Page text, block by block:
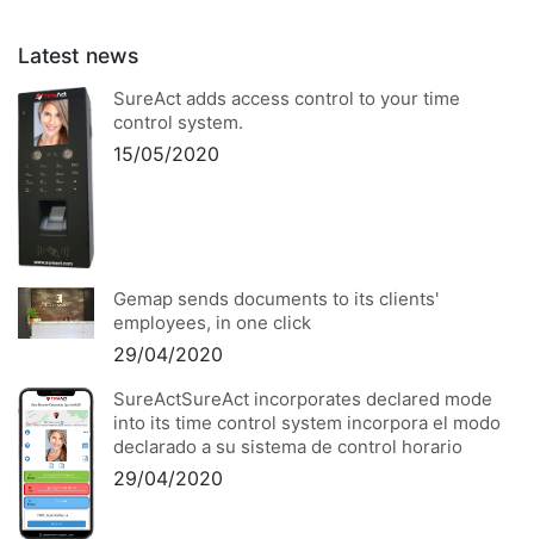
Latest news
SureAct adds access control to your time
control system.
15/05/2020
Gemap sends documents to its clients'
employees, in one click
29/04/2020
SureActSureAct incorporates declared mode
into its time control system incorpora el modo
declarado a su sistema de control horario
29/04/2020